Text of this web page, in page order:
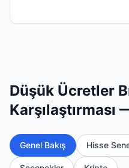
Düşük Ücretler
Genel Bakış Hisse